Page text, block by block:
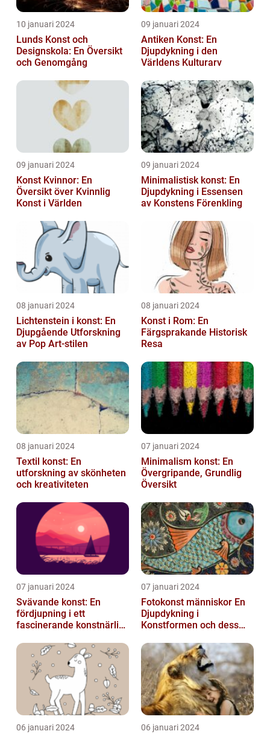
10 januari 2024
Lunds Konst och
Designskola: En Översikt
och Genomgång
09 januari 2024
Antiken Konst: En
Djupdykning i den
Världens Kulturarv
09 januari 2024
Konst Kvinnor: En
Översikt över Kvinnlig
Konst i Världen
09 januari 2024
Minimalistisk konst: En
Djupdykning i Essensen
av Konstens Förenkling
08 januari 2024
Lichtenstein i konst: En
Djupgående Utforskning
av Pop Art-stilen
08 januari 2024
Konst i Rom: En
Färgsprakande Historisk
Resa
08 januari 2024
Textil konst: En
utforskning av skönheten
och kreativiteten
07 januari 2024
Minimalism konst: En
Övergripande, Grundlig
Översikt
07 januari 2024
Svävande konst: En
fördjupning i ett
fascinerande konstnärligt
07 januari 2024
Fotokonst människor En
Djupdykning i
Konstformen och dess
06 januari 2024 06 januari 2024